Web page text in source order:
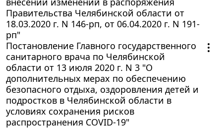
Правительства Челябинской области от
18.03.2020 г. N 146-рп, от 06.04.2020 г. N 191-
рп"
Постановление Главного государственного
санитарного врача по Челябинской
области от 13 июля 2020 г. N 3 "О
дополнительных мерах по обеспечению
безопасного отдыха, оздоровления детей и
подростков в Челябинской области в
условиях сохранения рисков
распространения COVID-19"